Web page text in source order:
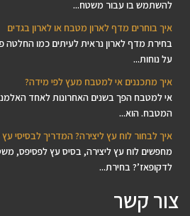
להשתמש בו עבור משטח...
איך בוחרים מדף לארון מטבח או לארון בגדים
בחירת מדף לארון נראית לעיתים כמו
על נוחות...
איך מתכננים אי למטבח מעץ לפי מידה?
אי למטבח הפך בשנים האחרונות לאחד
המטבח. הוא...
איך לבחור לוח עץ ליצירה? המדריך לבסיסי
מחפשים לוח עץ ליצירה, בסיס עץ לפסיפס,
לדקופאז’? בחירת...
צור קשר